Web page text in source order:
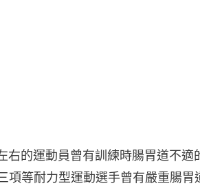
右的運動員曾有訓練時腸胃道不適
項等耐力型運動選手曾有嚴重腸